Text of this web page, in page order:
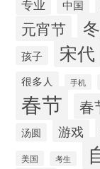
专业 中国
元宵节
孩子 宋代
很多人 手机
春节 春
汤圆 游戏
美国 考生